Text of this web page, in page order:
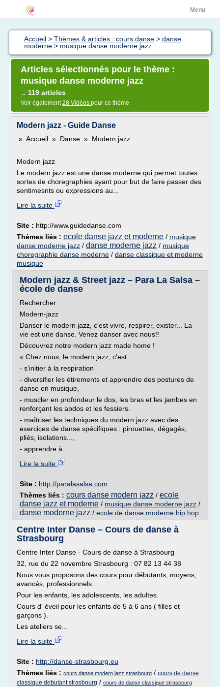
Menu
Accueil > Thèmes & articles : cours danse > danse
moderne > musique danse moderne jazz
Articles sélectionnés pour le thème :
musique danse moderne jazz
→ 119 articles
Voir également28 Vidéos pour ce thème
Modern jazz - Guide Danse
» Accueil » Danse » Modern jazz
Modern jazz
Le modern jazz est une danse moderne qui permet toutes
sortes de choregraphies ayant pour but de faire passer des
sentimesnts ou expressions au...
Lire la suite
Site : http://www.guidedanse.com
Thèmes liés : ecole danse jazz et moderne / musique
danse moderne jazz / danse moderne jazz / musique
choregraphie danse moderne / danse classique et moderne
musique
Modern jazz & Street jazz – Para La Salsa –
école de danse
Rechercher :
Modern-jazz
Danser le modern jazz, c'est vivre, respirer, exister... La
vie est une danse. Venez danser avec nous!!
Découvrez notre modern jazz made home !
« Chez nous, le modern jazz, c'est :
- s'initier à la respiration
- diversifier les étirements et apprendre des postures de
danse en musique,
- muscler en profondeur le dos, les bras et les jambes en
renforçant les abdos et les fessiers.
- maîtriser les techniques du modern jazz avec des
exercices de danse spécifiques : pirouettes, dégagés,
pliés, isolations...,
- apprendre à...
Lire la suite
Site : http://paralasalsa.com
Thèmes liés : cours danse modern jazz / ecole
danse jazz et moderne / musique danse moderne jazz /
danse moderne jazz / ecole de danse moderne hip hop
Centre Inter Danse – Cours de danse à
Strasbourg
Centre Inter Danse - Cours de danse à Strasbourg
32, rue du 22 novembre Strasbourg : 07 82 13 44 38
Nous vous proposons des cours pour débutants, moyens,
avancés, professionnels.
Pour les enfants, les adolescents, les adultes.
Cours d' éveil pour les enfants de 5 à 6 ans ( filles et
garçons ).
Les ateliers se...
Lire la suite
Site : http://danse-strasbourg.eu
Thèmes liés : cours danse modern jazz strasbourg / cours de danse
classique debutant strasbourg / cours de danse classique strasbourg